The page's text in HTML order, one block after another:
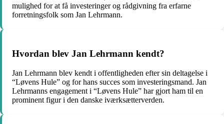
mulighed for at få investeringer og rådgivning fra erfarne
forretningsfolk som Jan Lehrmann.
Hvordan blev Jan Lehrmann kendt?
Jan Lehrmann blev kendt i offentligheden efter sin deltagelse i
“Løvens Hule” og for hans succes som investeringsmand. Jan
Lehrmanns engagement i “Løvens Hule” har gjort ham til en
prominent figur i den danske iværksætterverden.